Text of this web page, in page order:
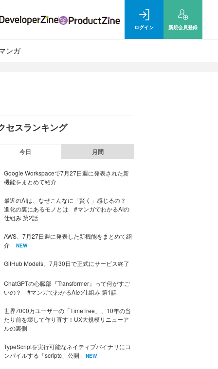
ログイン 新規会員登録
ンガ
セスランキング
今日 月間
Google Workspaceで7月27日週に発表された新
機能をまとめて紹介
最近のAIは、なぜこんなに「賢く」感じるの？
進化の裏にあるモノとは #マンガでわかるAIの
仕組み 第2話
AWS、7月27日週に発表した新機能をまとめて紹
介
NEW
GitHub Models、7月30日で正式にサービス終了
ChatGPTの心臓部『Transformer』って何がすご
いの？ #マンガでわかるAIの仕組み 第1話
世界7000万ユーザーの「TimeTree」、10年の当
たり前を壊して作り直す！UX大規模リニューア
ルの裏側
TypeScriptを実行可能なネイティブバイナリにコ
ンパイルする「scriptc」公開
NEW